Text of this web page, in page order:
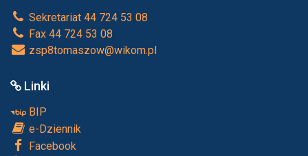
Sekretariat 44 724 53 08
Fax 44 724 53 08
zsp8tomaszow@wikom.pl
Linki
BIP
e-Dziennik
Facebook